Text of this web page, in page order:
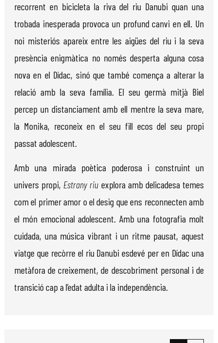
recorrent en bicicleta la riva del riu Danubi quan una
trobada inesperada provoca un profund canvi en ell. Un
noi misteriós apareix entre les aigües del riu i la seva
presència enigmàtica no només desperta alguna cosa
nova en el Dídac, sinó que també comença a alterar la
relació amb la seva família. El seu germà mitjà Biel
percep un distanciament amb ell mentre la seva mare,
la Monika, reconeix en el seu fill ecos del seu propi
passat adolescent.
Amb una mirada poètica poderosa i construint un
univers propi, Estrany riu explora amb delicadesa temes
com el primer amor o el desig que ens reconnecten amb
el món emocional adolescent. Amb una fotografia molt
cuidada, una música vibrant i un ritme pausat, aquest
viatge que recòrre el riu Danubi esdevé per en Dídac una
metàfora de creixement, de descobriment personal i de
transició cap a l’edat adulta i la independència.